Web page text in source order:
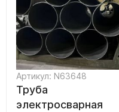
Артикул: N63648
Труба
электросварная